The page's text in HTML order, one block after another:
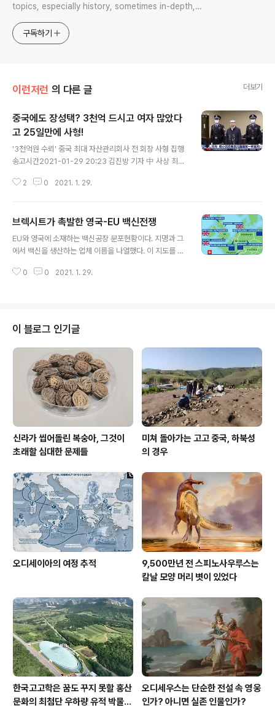
topics, especially history, sometimes in-depth,
approach will be to resist any common sense or
generalized viewpoint
구독하기
이런저런 의 다른 글 더보기
중국에도 장성택? 3천억 드시고 여자 많았다
고 25일만에 사형!
'3천억원 수뢰' 중국 최대 자산관리회사 전 회장 사형 집행
송고시간2021-01-29 20:23 김진방 기자 中 사상 최대
co.kr/view/AKR20210129170900083?section=i
스'3천억원 수뢰' 중국 최대 자산관리회사 전 회장 사형 집
행, 김진방기자, 국제뉴스 (송고시간 2021-01-29 20:2
3)www.yna.co.kr 저 사람 소식은 이곳 블로그에서도 다
25일만인가 사형 언도한 데서 한 발 더 나아가 아예 진짜
2 0 2021. 1. 29.
브렉시트가 촉발한 영국-EU 백신전쟁
EU와 영국에 소재하는 백신공장 분포현황이다. 지명과 그
에서 백신을 생산하는 업체 이름을 나열했다. 이 지도를 봐
초를 마련한다. 덧붙여 하필 영국이 근자 EU를 탈퇴해 독
백신물량이 배당되었을 것이다. 하지만 영국이 탈퇴함으로
써 상황이 더욱 이상하게 꼬이고 말았다. 문제는 백신공급
이 문제가 없다면야 무슨 분쟁이 있겠는가? 하지만 지금 팬
데믹 국면을 지배하는 키워드는 vaccine shortage다.
생산하는 백신은 제한될 수밖에 없고 모자라는 판국에 그
렇다고 공평한 분배가 지배하는..
0 0 2021. 1. 29.
이 블로그 인기글
신라가 씹어돌린 복숭아, 그것이
초래할 심대한 문제들
미쳐 돌아가는 고고 중국, 하북성
의 경우
오디세이아의 여정 추적
9,500만년 전 스피노사우루스는
칼날 모양 머리 볏이 있었다
한국고고학은 꿈도 꾸지 못할 홍산
문화의 최첨단 우하량 유적 박물관
오디세우스는 단순한 전설 속 영웅
인가? 아니면 실존 인물인가?